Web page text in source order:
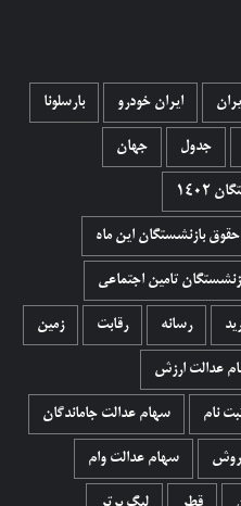
ایران خودرو بارسلونا
جدول جهان
1402
حقوق بازنشستگان این ماه
تامین اجتماعی
رسانه رقابت زمین
عدالت ارزش
نام سهام عدالت جاماندگان
سهام عدالت وام